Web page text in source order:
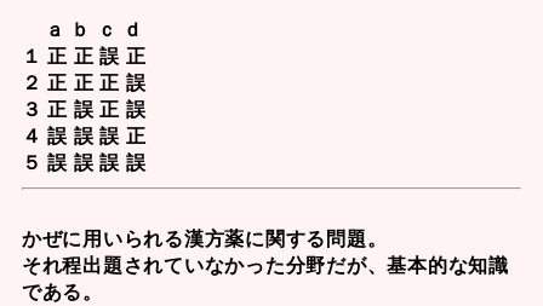
ａ ｂ ｃ ｄ
１ 正 正 誤 正
２ 正 正 正 誤
３ 正 誤 正 誤
４ 誤 誤 誤 正
５ 誤 誤 誤 誤
かぜに用いられる漢方薬に関する問題。
それ程出題されていなかった分野だが、基本的な知識
である。